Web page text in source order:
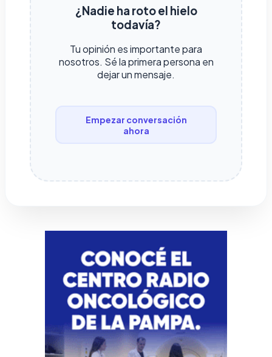
¿Nadie ha roto el hielo
todavía?
Tu opinión es importante para
nosotros. Sé la primera persona en
dejar un mensaje.
Empezar conversación
ahora